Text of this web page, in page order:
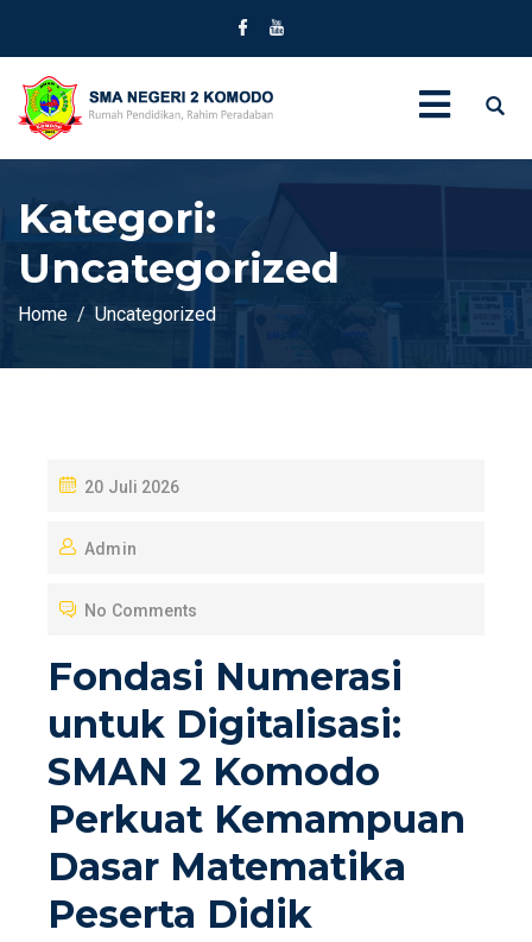
Kategori:
Uncategorized
Home Uncategorized
P
S
E
O
N
20 Juli 2026
Admin
No Comments
Fondasi Numerasi
untuk Digitalisasi:
SMAN 2 Komodo
Perkuat Kemampuan
Dasar Matematika
Peserta Didik